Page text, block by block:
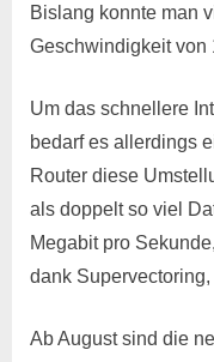
Bislang konnte man
Geschwindigkeit von
Um das schnellere
bedarf es allerdings
Router diese
als doppelt so viel
Megabit pro
dank
Ab August sind die